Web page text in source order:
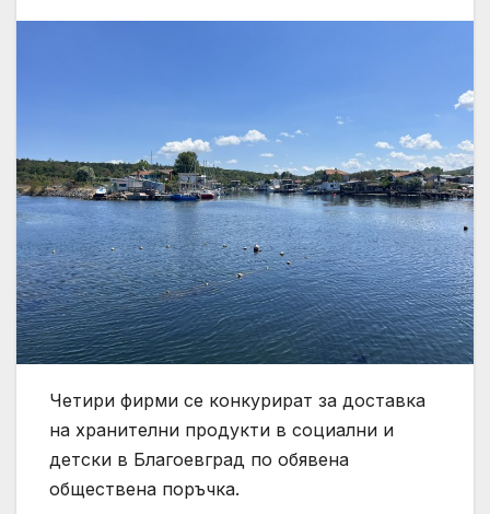
Четири фирми се конкурират за доставка
на хранителни продукти в социални и
детски в Благоевград по обявена
обществена поръчка.